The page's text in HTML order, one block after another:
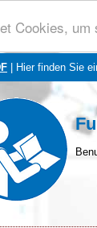
Cookies,
| Hier finden Sie